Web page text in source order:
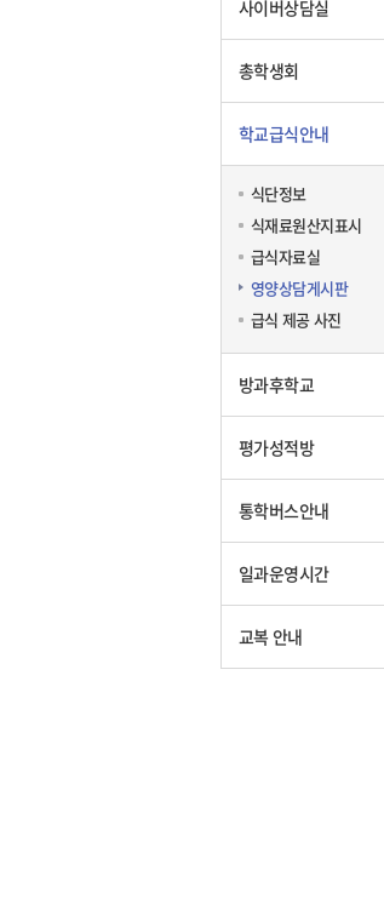
사이버상담실
총학생회
학교급식안내
식단정보
식재료원산지표시
급식자료실
영양상담게시판
급식 제공 사진
방과후학교
평가성적방
통학버스안내
일과운영시간
교복 안내